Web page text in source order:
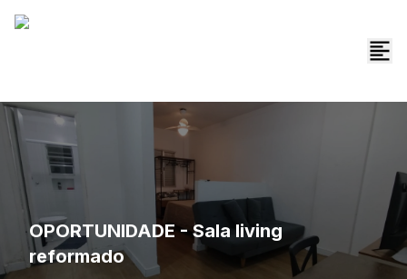
OPORTUNIDADE - Sala living
reformado